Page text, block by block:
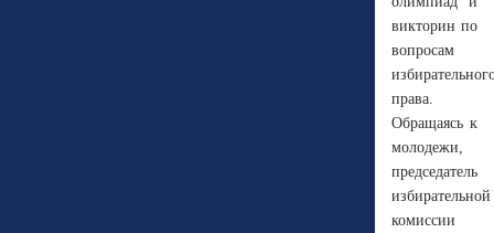
викторин по
вопросам
права.
Обращаясь к
молодежи,
председатель
избирательной
комиссии